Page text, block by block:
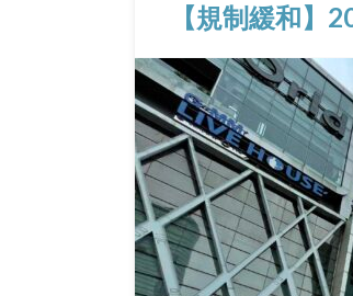
【規制緩和】